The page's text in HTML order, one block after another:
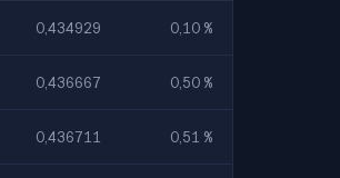
0,434929 0,10 %
0,436667 0,50 %
0,436711 0,51 %